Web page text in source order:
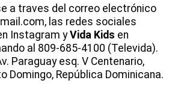
a traves del correo electrónico
las redes sociales
Instagram yVida Kids en
al 809-685-4100 (Televida).
Paraguay esq. V Centenario,
Domingo, República Dominicana.